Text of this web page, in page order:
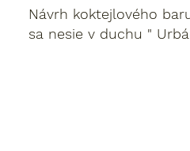
Návrh koktejlového
sa nesie v duchu "